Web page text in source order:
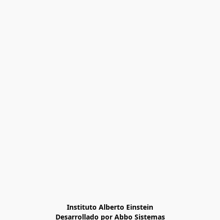
Instituto Alberto Einstein
Desarrollado por Abbo Sistemas